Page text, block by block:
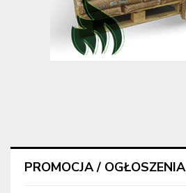
PROMOCJA / OGŁOSZENIA